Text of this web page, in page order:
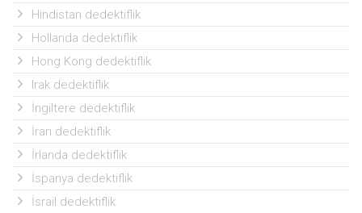
Hindistan dedektiflik
Hollanda dedektiflik
Hong Kong dedektiflik
Irak dedektiflik
İngiltere dedektiflik
İran dedektiflik
İrlanda dedektiflik
İspanya dedektiflik
İsrail dedektiflik